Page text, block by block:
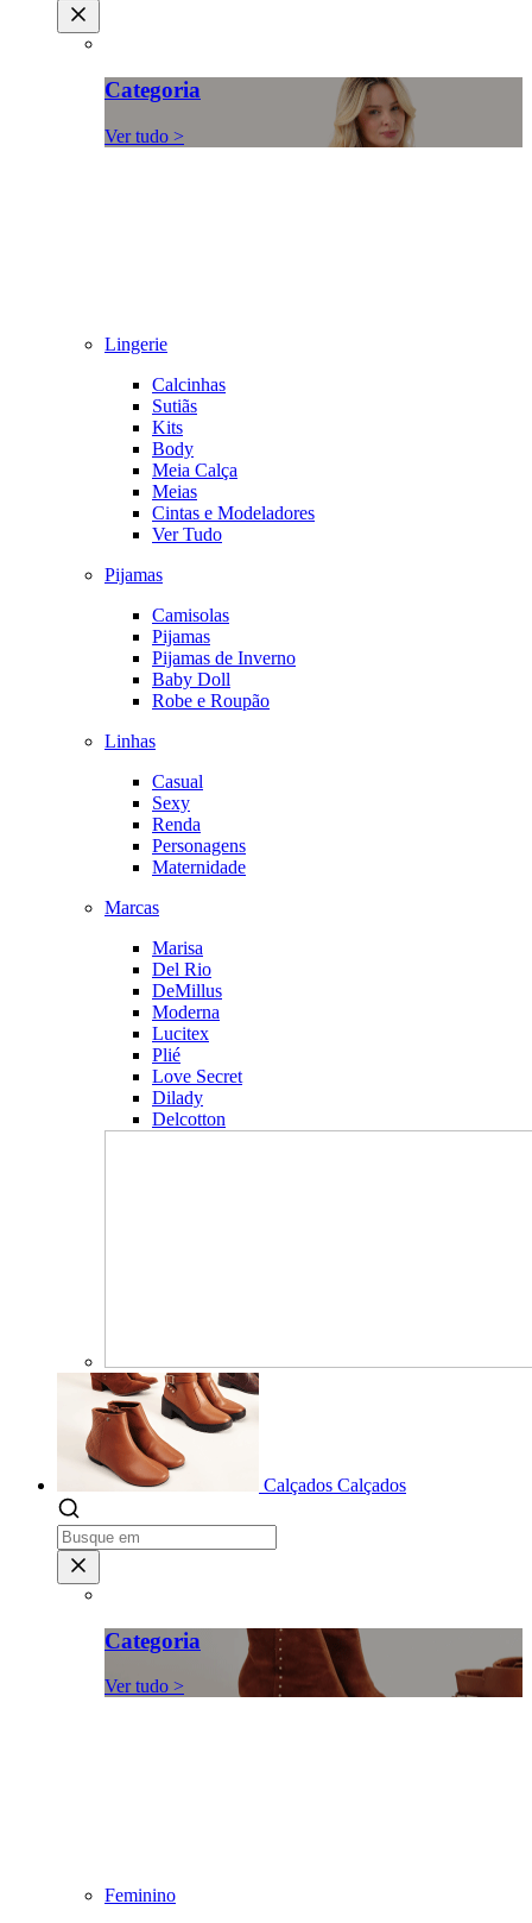
Categoria
Ver tudo >
Lingerie
Calcinhas
Sutiãs
Kits
Body
Meia Calça
Meias
Cintas e Modeladores
Ver Tudo
Pijamas
Camisolas
Pijamas
Pijamas de Inverno
Baby Doll
Robe e Roupão
Linhas
Casual
Sexy
Renda
Personagens
Maternidade
Marcas
Marisa
Del Rio
DeMillus
Moderna
Lucitex
Plié
Love Secret
Dilady
Delcotton
Calçados Calçados
Categoria
Ver tudo >
Feminino